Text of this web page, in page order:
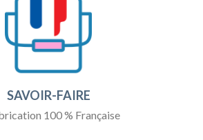
SAVOIR-FAIRE
100 % Française